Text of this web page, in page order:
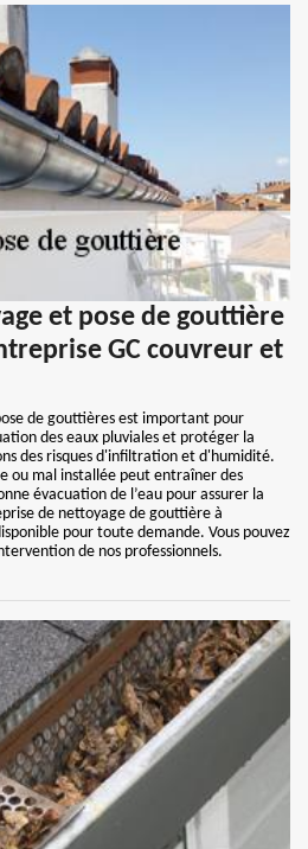
et pose de gouttière
GC couvreur et
de gouttières est important pour
des eaux pluviales et protéger la
des risques d'infiltration et d'humidité.
ou mal installée peut entraîner des
évacuation de l’eau pour assurer la
de nettoyage de gouttière à
pour toute demande. Vous pouvez
de nos professionnels.